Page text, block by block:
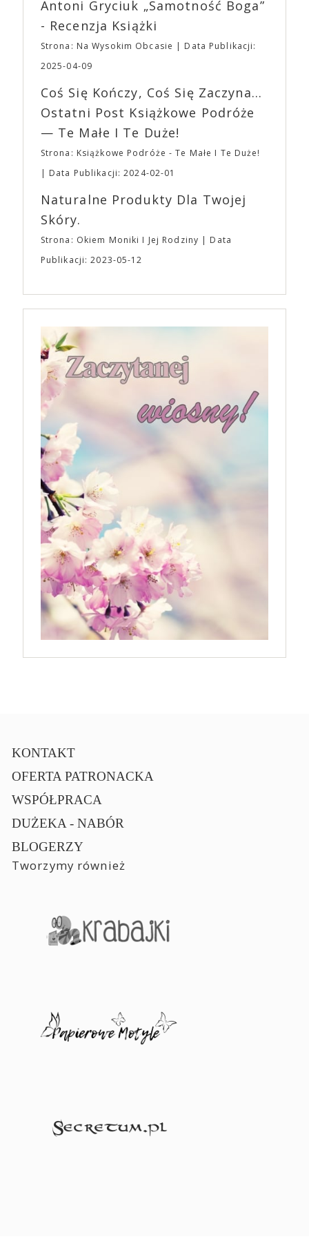
(„Joker”, „Ona”) w swojej najbardziej zaskakującej
roli. Twórca kultowych „Dziedzictwo. Hereditary” i
„Midsommar. W biały dzień” zrealizował najbardziej
osobisty film, który pozwolił mu w pełni podzielić
się z widzami swoimi lękami, wizją świata, a przede
„Bo się boi” w kinach od 21 kwietnia.
Waszych ulubionych Wystawców serwujących
napoje oraz drobne przekąski a przed halą
planujemy Strefę FoodTrucków. Życzymy Wam
fantastycznego czasu oczekiwania na nadchodzącą
EXPO XXI!
Antoni Gryciuk „Samotność Boga”
- Recenzja Książki
Strona: Na Wysokim Obcasie
Data Publikacji:
2025-04-09
Coś Się Kończy, Coś Się Zaczyna...
Ostatni Post Książkowe Podróże
— Te Małe I Te Duże!
Strona: Książkowe Podróże - Te Małe I Te Duże!
Data Publikacji: 2024-02-01
Naturalne Produkty Dla Twojej
Skóry.
Strona: Okiem Moniki I Jej Rodziny
Data
Publikacji: 2023-05-12
KONTAKT
OFERTA PATRONACKA
WSPÓŁPRACA
DUŻEKA - NABÓR
BLOGERZY
Tworzymy również